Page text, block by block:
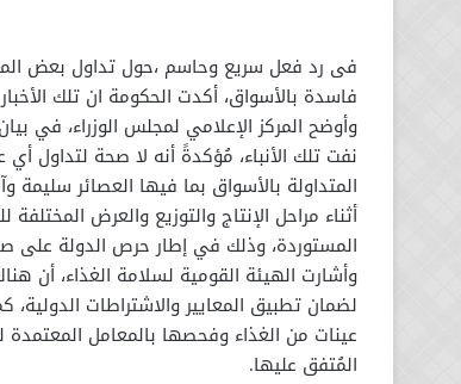
فى رد فعل سريع وحاسم ،حول تداول بعض
فاسدة بالأسواق، أكدت الحكومة ان تلك
وأوضح المركز الإعلامي لمجلس الوزراء، في
نفت تلك الأنباء، مُؤكدةً أنه لا صحة لتداول
المتداولة بالأسواق بما فيها العصائر سليمة
أثناء مراحل الإنتاج والتوزيع والعرض
المستوردة، وذلك في إطار حرص الدولة على
وأشارت الهيئة القومية لسلامة الغذاء، أن
لضمان تطبيق المعايير والاشتراطات
عينات من الغذاء وفحصها بالمعامل
المُتفق عليها.